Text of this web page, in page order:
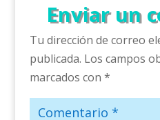
Enviar un
Tu dirección de correo
publicada. Los campos
marcados con *